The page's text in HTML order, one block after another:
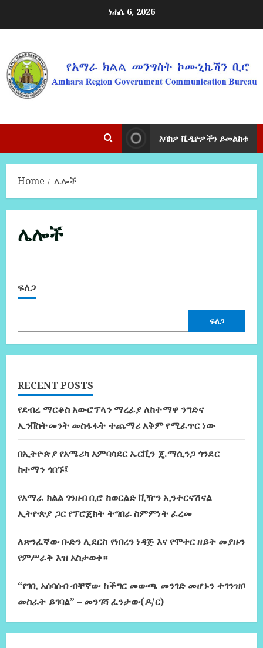
ነሐሴ 6, 2026
እባክዎ ቪዲዮዎችን ይመልከቱ
Home ሌሎች
ሌሎች
ፍለጋ
ፍለጋ
RECENT POSTS
የደብረ ማርቆስ አውሮፕላን ማረፊያ ለከተማዋ ንግድና
ኢንቨስትመንት መስፋፋት ተጨማሪ አቅም የሚፈጥር ነው
በኢትዮጵያ የአሜሪካ አምባሳደር ኤርቪን ጄ.ማሲንጋ ጎንደር
ከተማን ጎበኙ፤
የአማራ ክልል ገንዘብ ቢሮ ከወርልድ ቪዥን ኢንተርናሽናል
ኢትዮጵያ ጋር የፕሮጀክት ትግበራ ስምምነት ፈረመ
ለጽንፈኛው ቡድን ሊደርስ የነበረን ነዳጅ እና የሞተር ዘይት መያዙን
የምሥራቅ እዝ አስታወቀ።
“የገቢ አሰባሰብ ብቸኛው ከችግር መውጫ መንገድ መሆኑን ተገንዝቦ
መስራት ይገባል” – መንገሻ ፈንታው(ዶ/ር)